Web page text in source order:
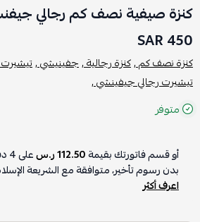
كنزة صيفية نصف كم رجالي
450 SAR
كنزة نصف كم ,كنزة رجالية ,جفينيشي ,
تيشيرت رجالي جيفينشي ,
متوفر
أو قسم فاتورتك بقيمة112.50 ر.س على4
بدون رسوم تأخير، متوافقة مع الشريعة
اعرف أكثر